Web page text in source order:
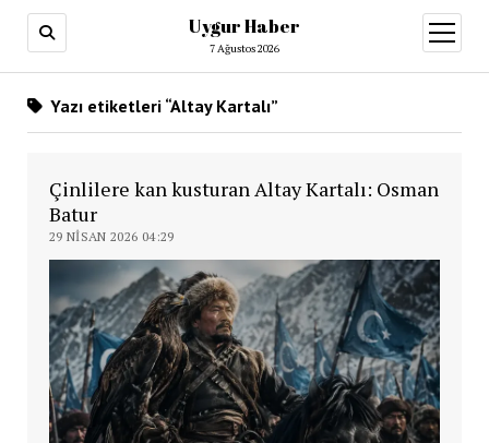
Uygur Haber
7 Ağustos 2026
aç
Yazı etiketleri “Altay Kartalı”
Çinlilere kan kusturan Altay Kartalı: Osman
Batur
29 NISAN 2026 04:29